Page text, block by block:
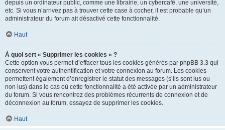
depuis un ordinateur public, comme une librairie, un cybercafé, une université,
etc. Si vous n’arrivez pas à trouver cette case à cocher, il est probable qu’un
administrateur du forum ait désactivé cette fonctionnalité.
Haut
À quoi sert « Supprimer les cookies » ?
Cette option vous permet d’effacer tous les cookies générés par phpBB 3.3 qui
conservent votre authentification et votre connexion au forum. Les cookies
permettent également d’enregistrer le statut des messages (s’ils sont lus ou
non lus) dans le cas où cette fonctionnalité a été activée par un administrateur
du forum. Si vous rencontrez des problèmes récurrents de connexion et de
déconnexion au forum, essayez de supprimer les cookies.
Haut